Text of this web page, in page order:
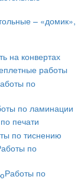
– «домик»,
на конвертах
работы
по
по ламинации
печати
по тиснению
по
Работы по